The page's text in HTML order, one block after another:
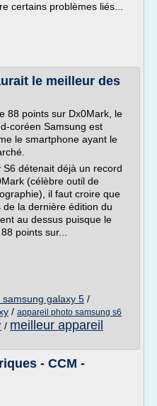
certains problèmes liés...
le meilleur des
88 points sur Dx0Mark, le
coréen Samsung est
le smartphone ayant le
détenait déjà un record
(célèbre outil de
il faut croire que
la dernière édition du
au dessus puisque le
points sur...
galaxy 5 /
/ appareil photo samsung s6
/ meilleur appareil
- CCM -